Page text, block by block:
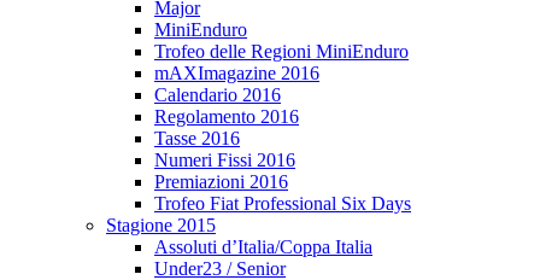
Major
MiniEnduro
Trofeo delle Regioni MiniEnduro
mAXImagazine 2016
Calendario 2016
Regolamento 2016
Tasse 2016
Numeri Fissi 2016
Premiazioni 2016
Trofeo Fiat Professional Six Days
Stagione 2015
Assoluti d’Italia/Coppa Italia
Under23 / Senior